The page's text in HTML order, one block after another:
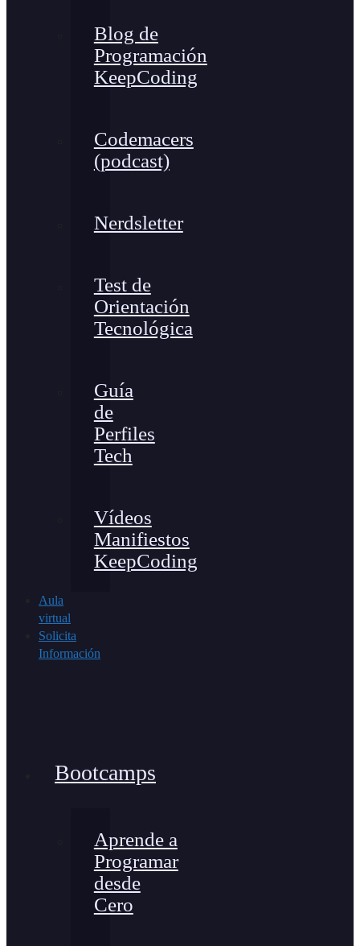
Blog de
Programación
KeepCoding
Codemacers
(podcast)
Nerdsletter
Test de
Orientación
Tecnológica
Guía
de
Perfiles
Tech
Vídeos
Manifiestos
KeepCoding
Aula
virtual
Solicita
Información
Bootcamps
Aprende a
Programar
desde
Cero